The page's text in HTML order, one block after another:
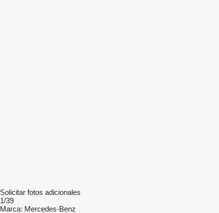
Solicitar fotos adicionales
1/39
Marca: Mercedes-Benz